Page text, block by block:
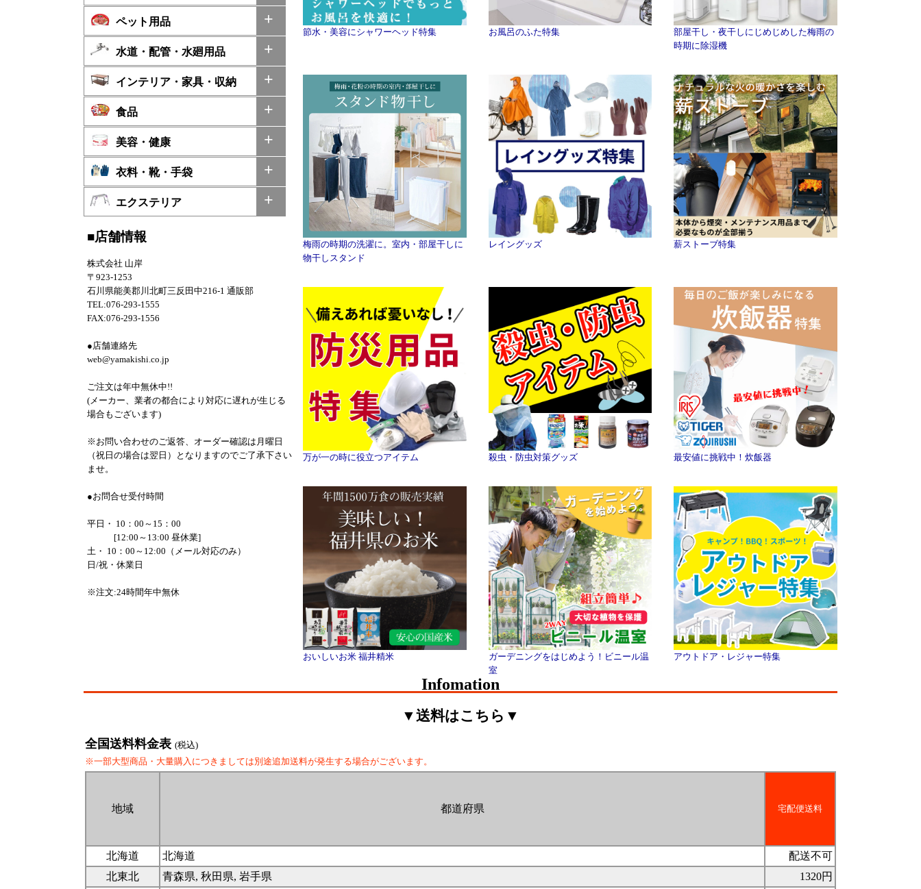
ペット用品
水道・配管・水廻用品
インテリア・家具・収納
食品
美容・健康
衣料・靴・手袋
エクステリア
■店舗情報
株式会社 山岸
〒923-1253
石川県能美郡川北町三反田中216-1 通販部
TEL:076-293-1555
FAX:076-293-1556
●店舗連絡先
web@yamakishi.co.jp
ご注文は年中無休中!!
(メーカー、業者の都合により対応に遅れが生じる
場合もございます)
※お問い合わせのご返答、オーダー確認は月曜日
（祝日の場合は翌日）となりますのでご了承下さい
ませ。
●お問合せ受付時間
平日・ 10：00～15：00
[12:00～13:00 昼休業]
土・ 10：00～12:00（メール対応のみ）
日/祝・休業日
※注文:24時間年中無休
節水・美容にシャワーヘッド特集 お風呂のふた特集
部屋干し・夜干しにじめじめした梅雨の
時期に除湿機
梅雨の時期の洗濯に。室内・部屋干しに
物干しスタンド
レイングッズ 薪ストーブ特集
万が一の時に役立つアイテム 殺虫・防虫対策グッズ 最安値に挑戦中！炊飯器
おいしいお米 福井精米
ガーデニングをはじめよう！ビニール温
室
アウトドア・レジャー特集
Infomation
▼送料はこちら▼
全国送料料金表 (税込)
※一部大型商品・大量購入につきましては別途追加送料が発生する場合がございます。
地域 都道府県 宅配便送料
北海道 北海道
配送不可
北東北
青森県, 秋田県, 岩手県 1320円